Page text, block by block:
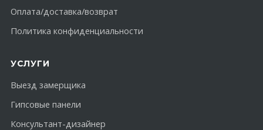
Оплата/доставка/возврат
Политика конфиденциальности
УСЛУГИ
Выезд замерщика
Гипсовые панели
Консультант-дизайнер